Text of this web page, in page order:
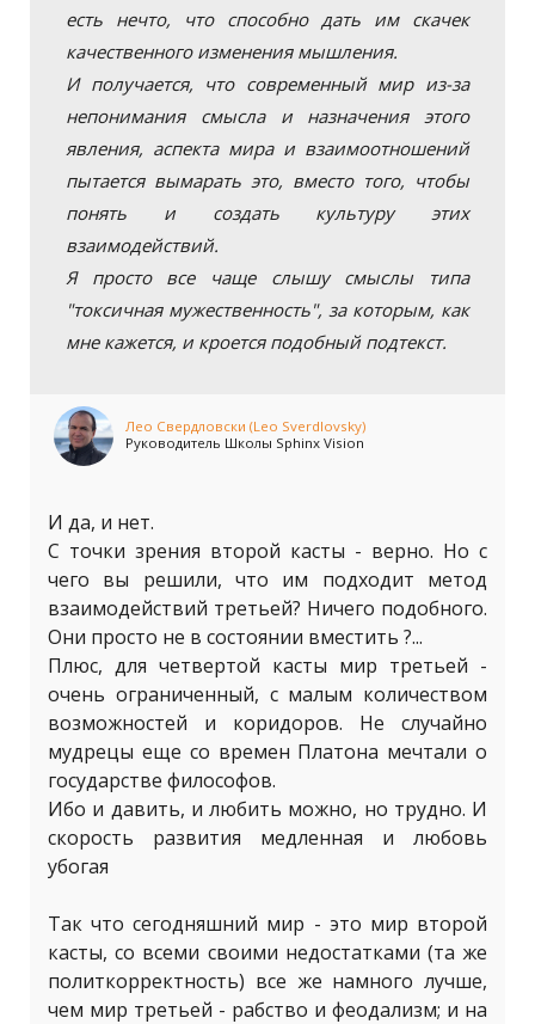
есть нечто, что способно дать им скачек
качественного изменения мышления.
И получается, что современный мир из-за
непонимания смысла и назначения этого
явления, аспекта мира и взаимоотношений
пытается вымарать это, вместо того, чтобы
понять и создать культуру этих
взаимодействий.
Я просто все чаще слышу смыслы типа
"токсичная мужественность", за которым, как
мне кажется, и кроется подобный подтекст.
Лео Свердловски (Leo Sverdlovsky)
Руководитель Школы Sphinx Vision
И да, и нет.
С точки зрения второй касты - верно. Но с
чего вы решили, что им подходит метод
взаимодействий третьей? Ничего подобного.
Они просто не в состоянии вместить ?...
Плюс, для четвертой касты мир третьей -
очень ограниченный, с малым количеством
возможностей и коридоров. Не случайно
мудрецы еще со времен Платона мечтали о
государстве философов.
Ибо и давить, и любить можно, но трудно. И
скорость развития медленная и любовь
убогая
Так что сегодняшний мир - это мир второй
касты, со всеми своими недостатками (та же
политкорректность) все же намного лучше,
чем мир третьей - рабство и феодализм; и на